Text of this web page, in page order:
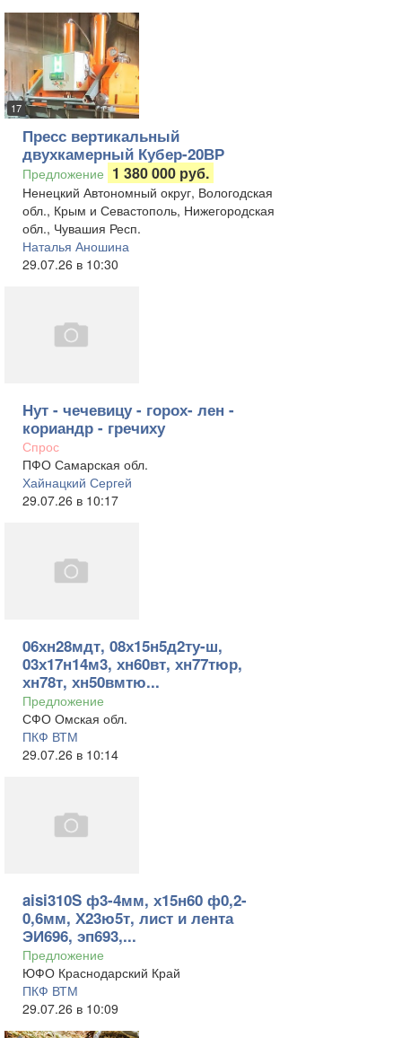
17
Пресс вертикальный
двухкамерный Кубер-20ВР
Предложение 1 380 000 руб.
Ненецкий Автономный округ, Вологодская
обл., Крым и Севастополь, Нижегородская
обл., Чувашия Респ.
Наталья Аношина
29.07.26 в 10:30
Нут - чечевицу - горох- лен -
кориандр - гречиху
Спрос
ПФО Самарская обл.
Хайнацкий Сергей
29.07.26 в 10:17
06хн28мдт, 08х15н5д2ту-ш,
03х17н14м3, хн60вт, хн77тюр,
хн78т, хн50вмтю...
Предложение
СФО Омская обл.
ПКФ ВТМ
29.07.26 в 10:14
aisi310S ф3-4мм, х15н60 ф0,2-
0,6мм, Х23ю5т, лист и лента
ЭИ696, эп693,...
Предложение
ЮФО Краснодарский Край
ПКФ ВТМ
29.07.26 в 10:09